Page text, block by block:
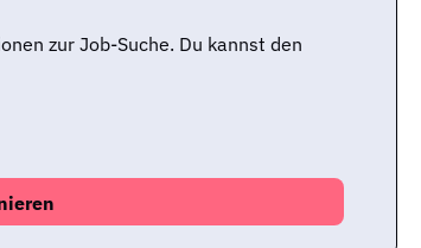
zur Job-Suche. Du kannst den